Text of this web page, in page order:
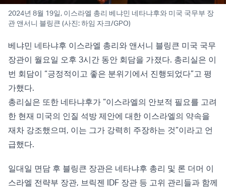
2024년 8월 19일, 이스라엘 총리 베냐민 네타냐후와 미국 국무부 장
관 앤서니 블링큰 (사진: 하임 자크/GPO)
베냐민 네타냐후 이스라엘 총리와 앤서니 블링큰 미국 국무
장관이 월요일 오후 3시간 동안 회담을 가졌다. 총리실은 이
번 회담이 “긍정적이고 좋은 분위기에서 진행되었다”고 평
가했다.
총리실은 또한 네타냐후가 “이스라엘의 안보적 필요를 고려
한 현재 미국의 인질 석방 제안에 대한 이스라엘의 약속을
재차 강조했으며, 이는 그가 강력히 주장하는 것”이라고 언
급했다.
일대일 면담 후 블링큰 장관은 네타냐후 총리 및 론 더머 이
스라엘 전략부 장관, 브릭젠 IDF 장관 등 고위 관리들과 함께